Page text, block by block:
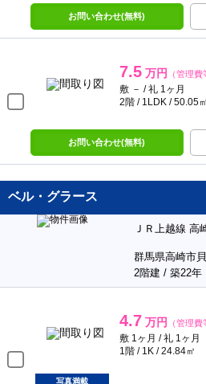
お問い合わせ(無料)
7.5 万円 （管理費
敷 － / 礼 1ヶ月
2階 / 1LDK / 50.05㎡
お問い合わせ(無料)
ベル・グラース
ＪＲ上越線 高
群馬県高崎市
2階建 / 築22年
4.7 万円 （管理費
敷 1ヶ月 / 礼 1ヶ月
1階 / 1K / 24.84㎡
写真満載